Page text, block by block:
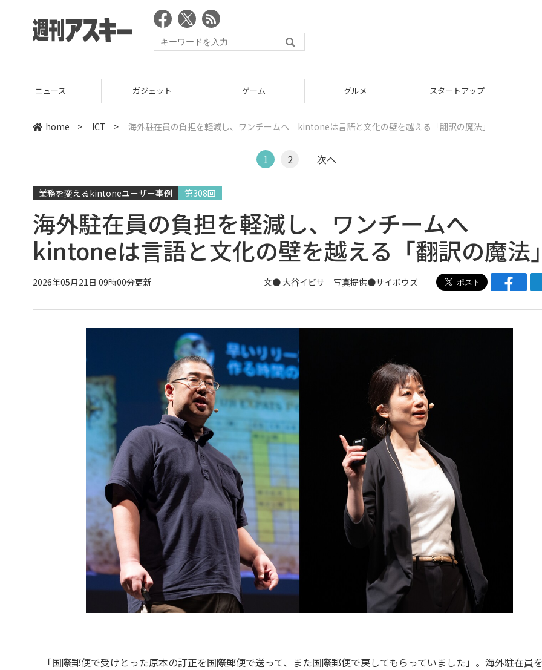
ニュース ガジェット ゲーム グルメ スタートアップ
home > ICT > 海外駐在員の負担を軽減し、ワンチームへ kintoneは言語と文化の壁を越える「翻訳の魔法」
1 2 次へ
業務を変えるkintoneユーザー事例 第308回
海外駐在員の負担を軽減し、ワンチームへ
kintoneは言語と文化の壁を越える「翻訳の魔法
2026年05月21日 09時00分更新 文● 大谷イビサ 写真提供●サイボウズ
「国際郵便で受けとった原本の訂正を国際郵便で送って、また国際郵便で戻してもらっていました」。海外駐在員